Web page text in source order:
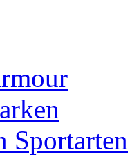
Sportarten